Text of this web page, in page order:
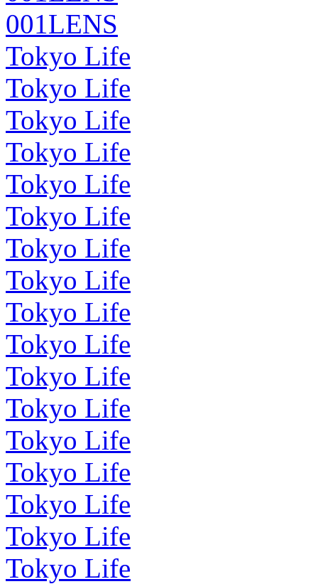
001LENS
Tokyo Life
Tokyo Life
Tokyo Life
Tokyo Life
Tokyo Life
Tokyo Life
Tokyo Life
Tokyo Life
Tokyo Life
Tokyo Life
Tokyo Life
Tokyo Life
Tokyo Life
Tokyo Life
Tokyo Life
Tokyo Life
Tokyo Life